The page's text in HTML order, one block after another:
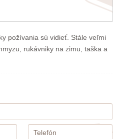
požívania sú vidieť. Stále veľmi
rukávniky na zimu, taška a